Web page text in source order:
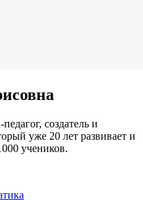
создатель и
уже 20 лет развивает и
учеников.